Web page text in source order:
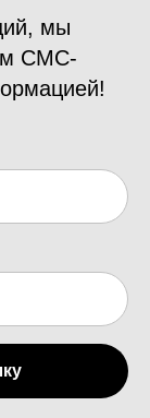
мы
СМС-